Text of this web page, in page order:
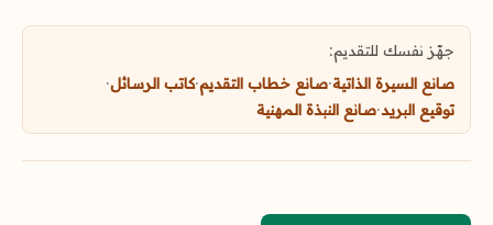
جهّز نفسك للتقديم:
صانع السيرة الذاتية·صانع خطاب التقديم·كاتب الرسائل·
توقيع البريد·صانع النبذة المهنية